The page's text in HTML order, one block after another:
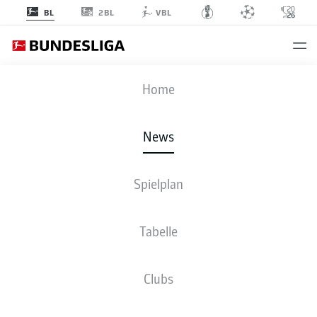
BL 2BL VBL
Home
News
Spielplan
Tabelle
Clubs
Leon Goretzka glänzt mit Laufstärke und Torgefahr